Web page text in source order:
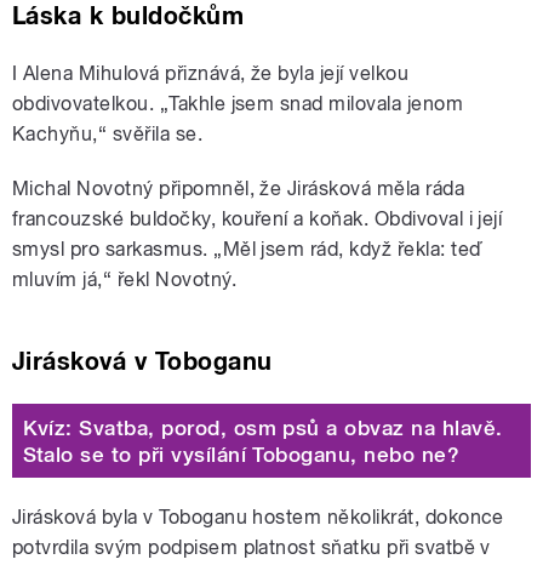
Láska k buldočkům
I Alena Mihulová přiznává, že byla její velkou
obdivovatelkou. „Takhle jsem snad milovala jenom
Kachyňu,“ svěřila se.
Michal Novotný připomněl, že Jirásková měla ráda
francouzské buldočky, kouření a koňak. Obdivoval i její
smysl pro sarkasmus. „Měl jsem rád, když řekla: teď
mluvím já,“ řekl Novotný.
Jirásková v Toboganu
Kvíz: Svatba, porod, osm psů a obvaz na hlavě.
Stalo se to při vysílání Toboganu, nebo ne?
Jirásková byla v Toboganu hostem několikrát, dokonce
potvrdila svým podpisem platnost sňatku při svatbě v